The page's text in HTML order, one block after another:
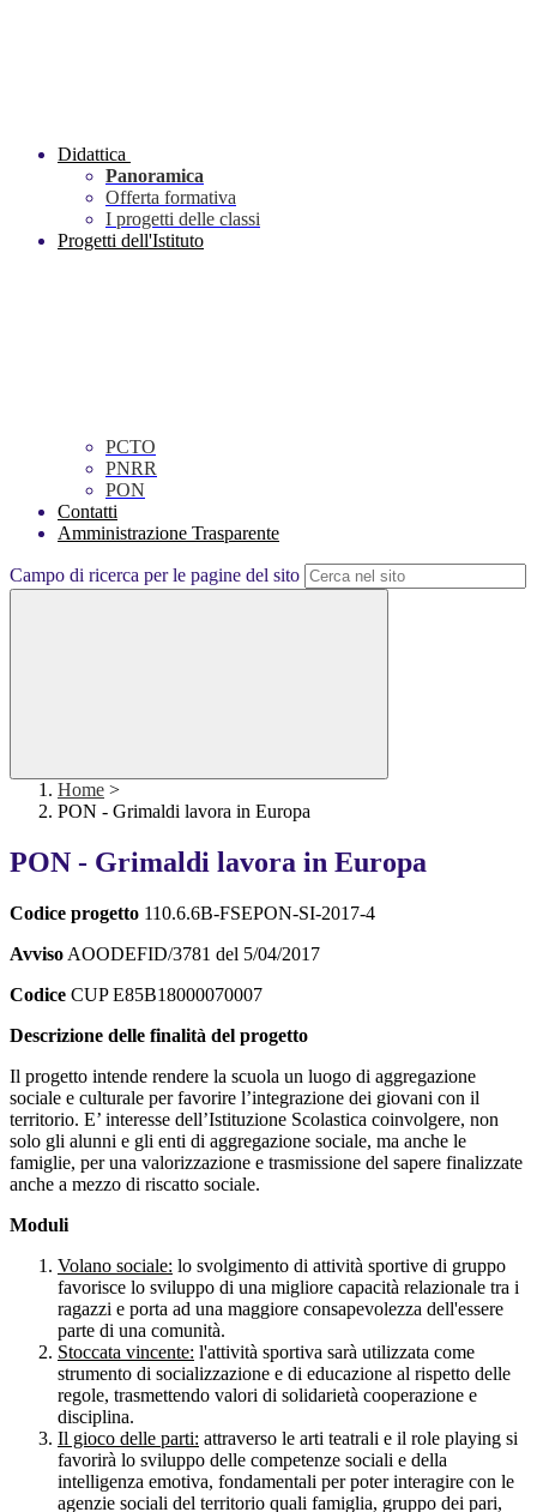
Didattica
Panoramica
Offerta formativa
I progetti delle classi
Progetti dell'Istituto
PCTO
PNRR
PON
Contatti
Amministrazione Trasparente
Campo di ricerca per le pagine del sito
Home >
PON - Grimaldi lavora in Europa
PON - Grimaldi lavora in Europa
Codice progetto 110.6.6B-FSEPON-SI-2017-4
Avviso AOODEFID/3781 del 5/04/2017
Codice CUP E85B18000070007
Descrizione delle finalità del progetto
Il progetto intende rendere la scuola un luogo di aggregazione
sociale e culturale per favorire l’integrazione dei giovani con il
territorio. E’ interesse dell’Istituzione Scolastica coinvolgere, non
solo gli alunni e gli enti di aggregazione sociale, ma anche le
famiglie, per una valorizzazione e trasmissione del sapere finalizzate
anche a mezzo di riscatto sociale.
Moduli
Volano sociale: lo svolgimento di attività sportive di gruppo
favorisce lo sviluppo di una migliore capacità relazionale tra i
ragazzi e porta ad una maggiore consapevolezza dell'essere
parte di una comunità.
Stoccata vincente: l'attività sportiva sarà utilizzata come
strumento di socializzazione e di educazione al rispetto delle
regole, trasmettendo valori di solidarietà cooperazione e
disciplina.
Il gioco delle parti: attraverso le arti teatrali e il role playing si
favorirà lo sviluppo delle competenze sociali e della
intelligenza emotiva, fondamentali per poter interagire con le
agenzie sociali del territorio quali famiglia, gruppo dei pari,